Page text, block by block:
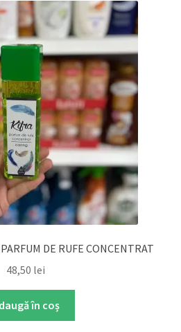
DE RUFE CONCENTRAT
48,50 lei
în coș